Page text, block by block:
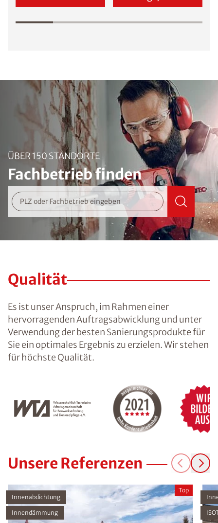
ÜBER 150 STANDORTE
Fachbetrieb finden
PLZ oder Fachbetrieb eingeben Suchen
Qualität
Es ist unser Anspruch, im Rahmen einer
hervorragenden Auftragsabwicklung und unter
Verwendung der besten Sanierungsprodukte für
Sie ein optimales Ergebnis zu erzielen. Wir stehen
für höchste Qualität.
Unsere Referenzen
Innenabdichtung
Innendämmung
Top